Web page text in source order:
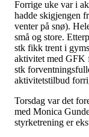
Forrige uke var i
hadde skigjengen
venter på snø).
små og store.
stk fikk trent i
aktivitet med GFK
stk
aktivitetstilbud
Torsdag var det
med Monica
styrketrening er